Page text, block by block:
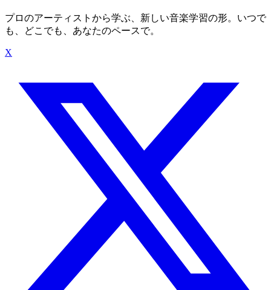
プロのアーティストから学ぶ、新しい音楽学習の形。いつで
も、どこでも、あなたのペースで。
X